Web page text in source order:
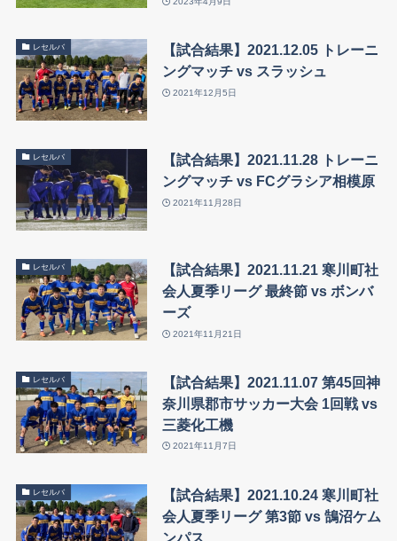
レセルバ
【試合結果】2021.12.05 トレーニ
ングマッチ vs スラッシュ
2021年12月5日
レセルバ
【試合結果】2021.11.28 トレーニ
ングマッチ vs FCグラシア相模原
2021年11月28日
レセルバ
【試合結果】2021.11.21 寒川町社
会人夏季リーグ 最終節 vs ボンバ
ーズ
2021年11月21日
レセルバ
【試合結果】2021.11.07 第45回神
奈川県郡市サッカー大会 1回戦 vs
三菱化工機
2021年11月7日
レセルバ
【試合結果】2021.10.24 寒川町社
会人夏季リーグ 第3節 vs 鵠沼ケム
ンパス